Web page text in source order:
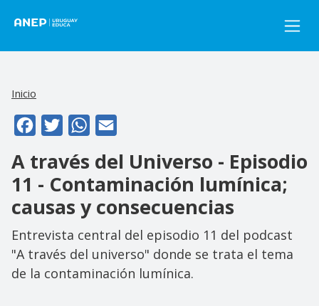
Inicio
FacebookTwitterWhatsApp
A través del Universo - Episodio
11 - Contaminación lumínica;
causas y consecuencias
Entrevista central del episodio 11 del podcast
"A través del universo" donde se trata el tema
de la contaminación lumínica.